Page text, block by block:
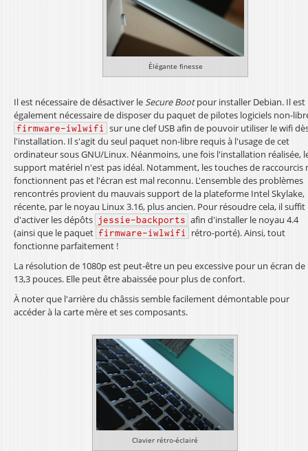
Élégante finesse
Il est nécessaire de désactiver le Secure Bootpour installer Debian. Il est
également nécessaire de disposer du paquet de pilotes logiciels non-
firmware-iwlwifi
sur une clef USB afin de pouvoir utiliser le wifi
l'installation. Il s'agit du seul paquet non-libre requis à l'usage de cet
ordinateur sous GNU/Linux. Néanmoins, une fois l'installation réalisée,
support matériel n'est pas idéal. Notamment, les touches de raccourcis
fonctionnent pas et l'écran est mal reconnu. L'ensemble des problèmes
rencontrés provient du mauvais support de la plateforme Intel Skylake,
récente, par le noyau Linux 3.16, plus ancien. Pour résoudre cela, il suffit
d'activer les dépôts jessie-backports afin d'installer le noyau 4.4
(ainsi que le paquet firmware-iwlwifi
rétro-porté). Ainsi, tout
fonctionne parfaitement !
La résolution de 1080p est peut-être un peu excessive pour un écran de
13,3 pouces. Elle peut être abaissée pour plus de confort.
À noter que l'arrière du châssis semble facilement démontable pour
accéder à la carte mère et ses composants.
Clavier rétro-éclairé